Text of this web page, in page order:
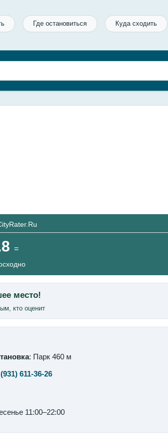
Где остановиться Куда сходить
=
кто оценит
: Парк 460 м
611-36-26
11:00–22:00